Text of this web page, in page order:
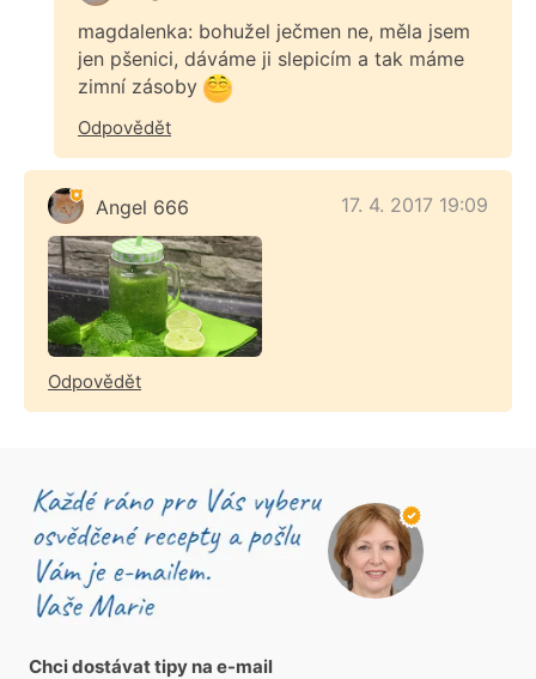
magdalenka: bohužel ječmen ne, měla jsem
jen pšenici, dáváme ji slepicím a tak máme
zimní zásoby
Odpovědět
Angel 666 17. 4. 2017 19:09
Odpovědět
Chci dostávat tipy na e-mail